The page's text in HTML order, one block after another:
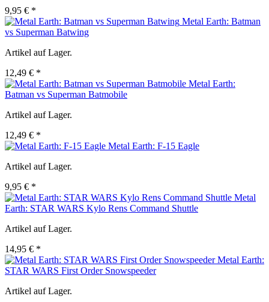
9,95 € *
Metal Earth: Batman
vs Superman Batwing
Artikel auf Lager.
12,49 € *
Metal Earth:
Batman vs Superman Batmobile
Artikel auf Lager.
12,49 € *
Metal Earth: F-15 Eagle
Artikel auf Lager.
9,95 € *
Metal
Earth: STAR WARS Kylo Rens Command Shuttle
Artikel auf Lager.
14,95 € *
Metal Earth:
STAR WARS First Order Snowspeeder
Artikel auf Lager.